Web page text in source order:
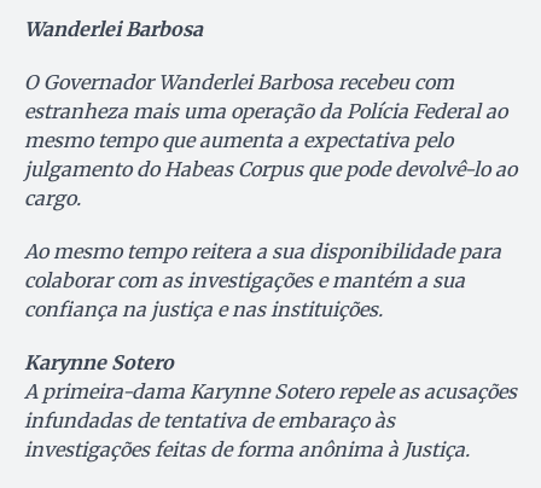
Wanderlei Barbosa
O Governador Wanderlei Barbosa recebeu com
estranheza mais uma operação da Polícia Federal ao
mesmo tempo que aumenta a expectativa pelo
julgamento do Habeas Corpus que pode devolvê-lo ao
cargo.
Ao mesmo tempo reitera a sua disponibilidade para
colaborar com as investigações e mantém a sua
confiança na justiça e nas instituições.
Karynne Sotero
A primeira-dama Karynne Sotero repele as acusações
infundadas de tentativa de embaraço às
investigações feitas de forma anônima à Justiça.